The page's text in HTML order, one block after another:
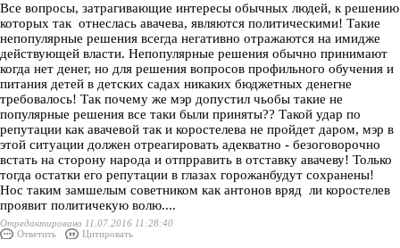
Все вопросы, затрагивающие интересы обычных людей, к решению
которых так отнеслась авачева, являются политическими! Такие
непопулярные решения всегда негативно отражаются на имидже
действующей власти. Непопулярные решения обычно принимают
когда нет денег, но для решения вопросов профильного обучения и
питания детей в детских садах никаких бюджетных денегне
требовалось! Так почему же мэр допустил чьобы такие не
популярные решения все таки были приняты?? Такой удар по
репутации как авачевой так и коростелева не пройдет даром, мэр в
этой ситуации должен отреагировать адекватно - безоговорочно
встать на сторону народа и отпрравить в отставку авачеву! Только
тогда остатки его репутации в глазах горожанбудут сохранены!
Нос таким замшелым советником как антонов вряд ли коростелев
проявит политичекую волю....
Отредактировано 11.07.2016 11:28:40
Ответить
Цитировать